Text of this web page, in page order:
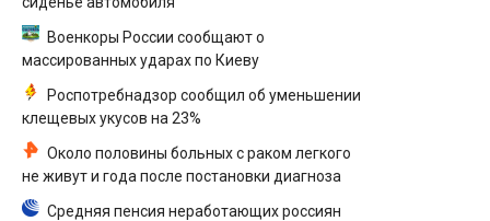
Военкоры России сообщают о
массированных ударах по Киеву
Роспотребнадзор сообщил об уменьшении
клещевых укусов на 23%
Около половины больных с раком легкого
не живут и года после постановки диагноза
Средняя пенсия неработающих россиян